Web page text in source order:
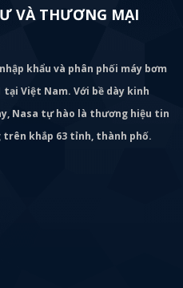
VÀ THƯƠNG MẠI
khẩu và phân phối máy bơm
Việt Nam. Với bề dày kinh
Nasa tự hào là thương hiệu tin
trên khắp 63 tỉnh, thành phố.